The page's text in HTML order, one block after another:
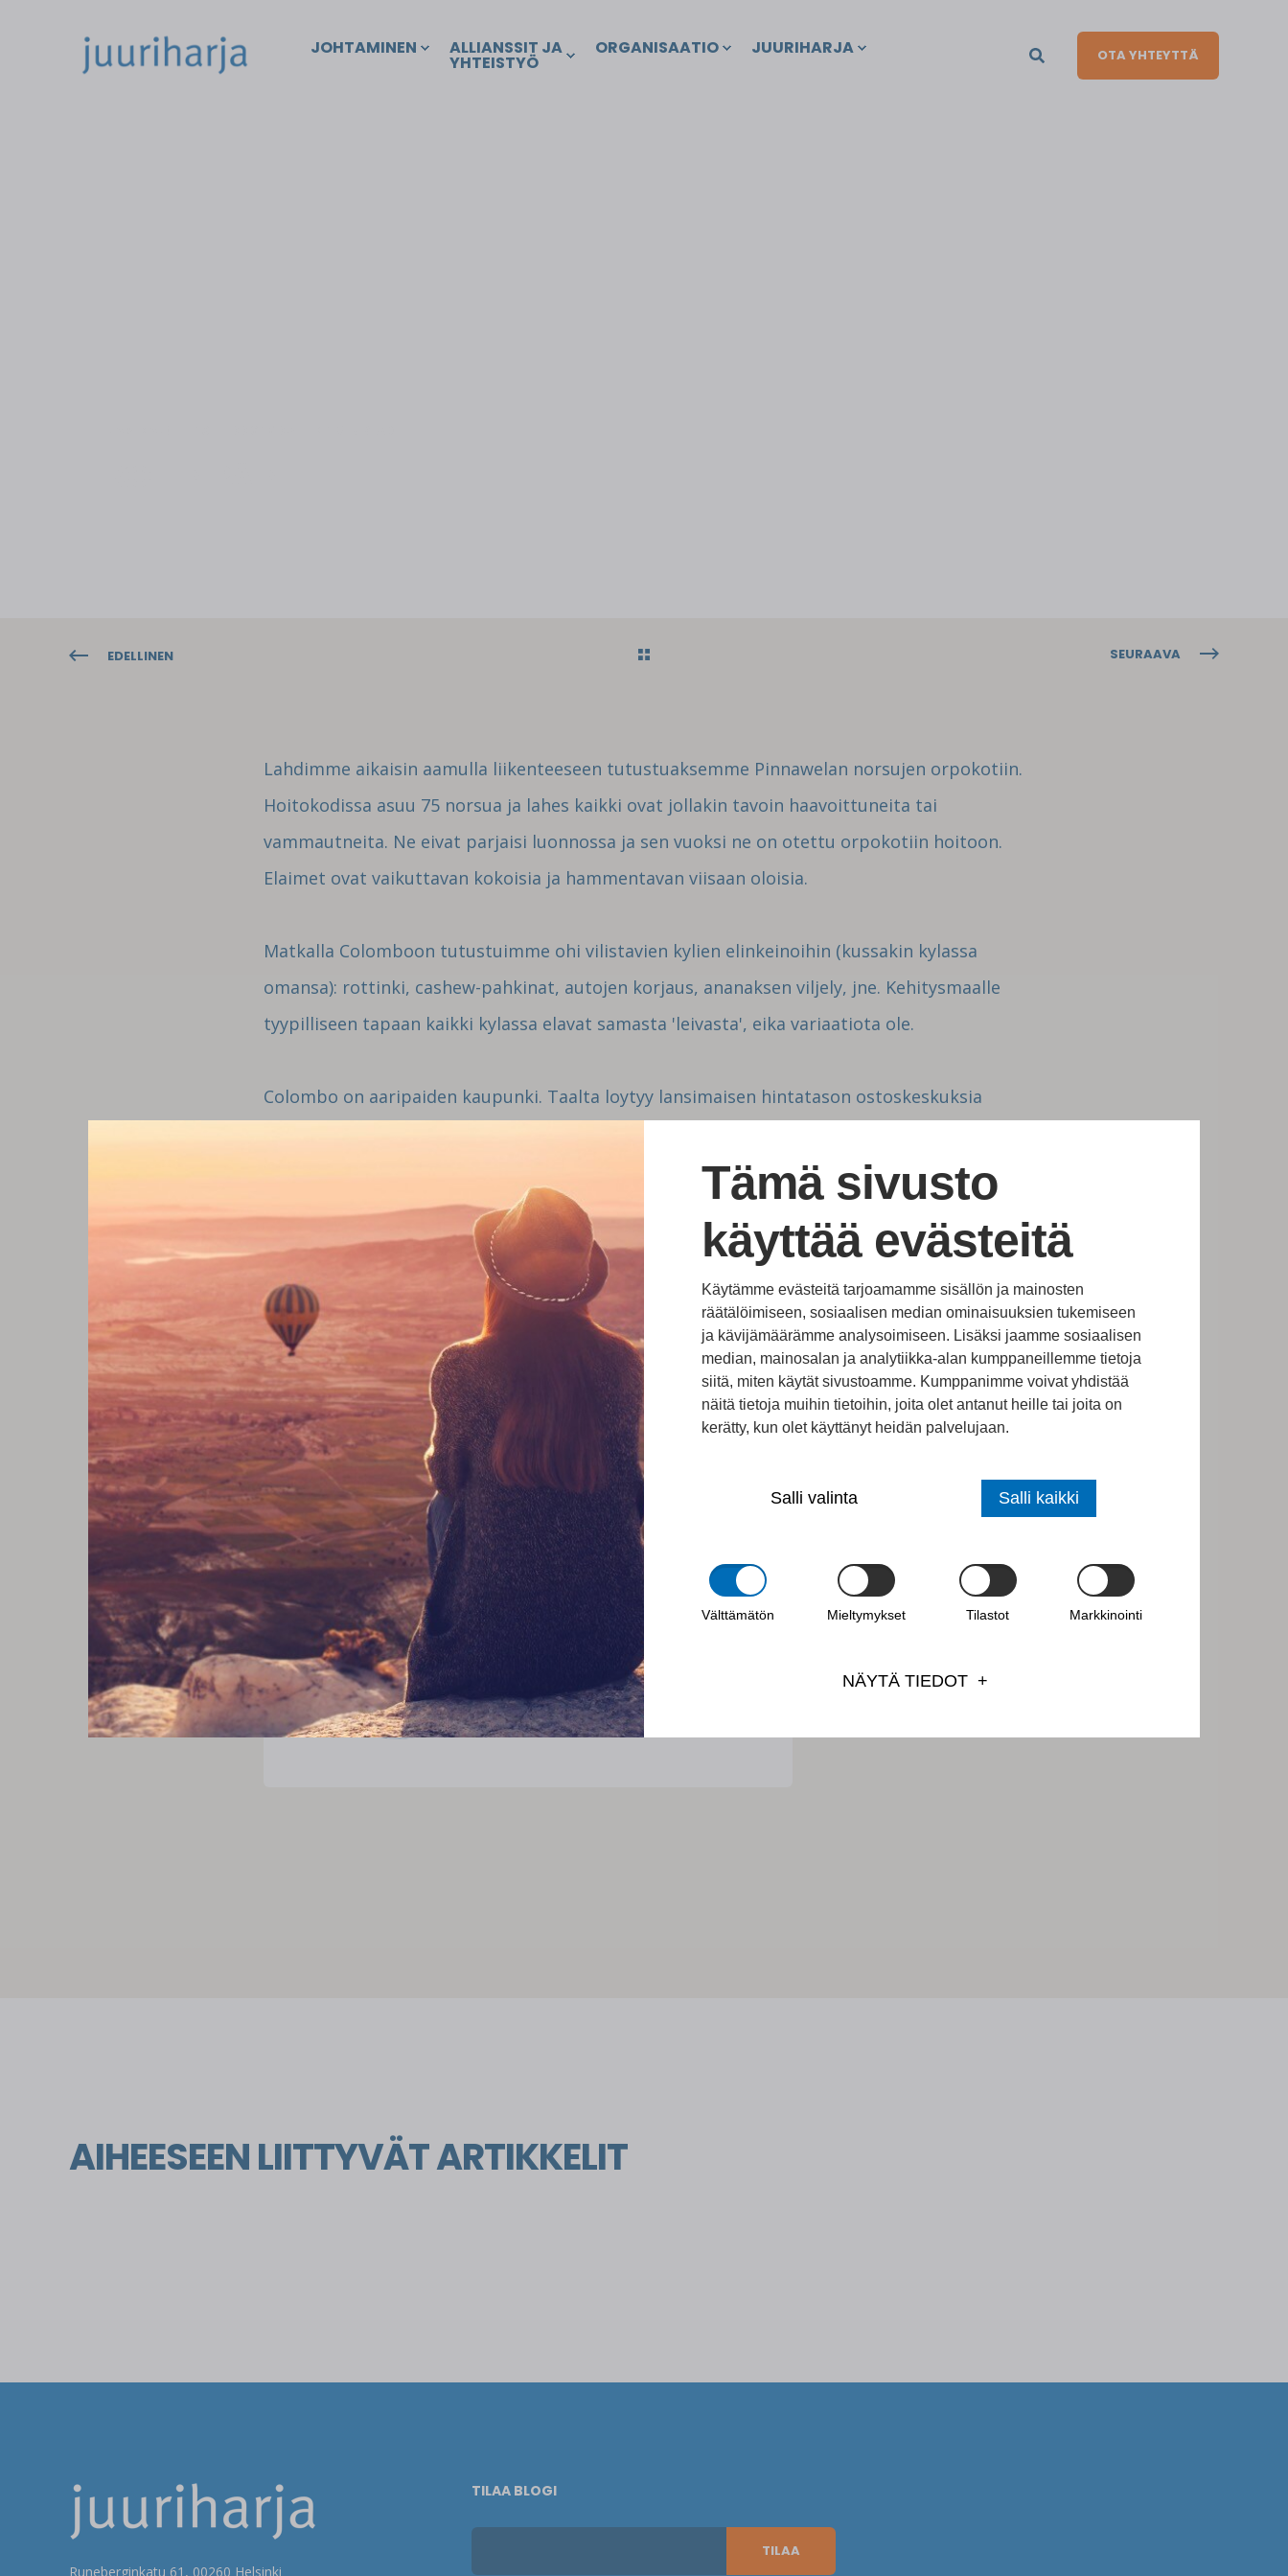
Tämä sivusto
käyttää evästeitä
Käytämme evästeitä tarjoamamme sisällön ja mainosten
räätälöimiseen, sosiaalisen median ominaisuuksien tukemiseen
ja kävijämäärämme analysoimiseen. Lisäksi jaamme sosiaalisen
median, mainosalan ja analytiikka-alan kumppaneillemme tietoja
siitä, miten käytät sivustoamme. Kumppanimme voivat yhdistää
näitä tietoja muihin tietoihin, joita olet antanut heille tai joita on
kerätty, kun olet käyttänyt heidän palvelujaan.
Salli valinta Salli kaikki
Välttämätön Mieltymykset Tilastot Markkinointi
NÄYTÄ TIEDOT
JOHTAMINEN ALLIANSSIT JA
YHTEISTYÖ
ORGANISAATIO JUURIHARJA OTA YHTEYTTÄ
EDELLINEN SEURAAVA
Lahdimme aikaisin aamulla liikenteeseen tutustuaksemme Pinnawelan norsujen orpokotiin.
Hoitokodissa asuu 75 norsua ja lahes kaikki ovat jollakin tavoin haavoittuneita tai
vammautneita. Ne eivat parjaisi luonnossa ja sen vuoksi ne on otettu orpokotiin hoitoon.
Elaimet ovat vaikuttavan kokoisia ja hammentavan viisaan oloisia.
Matkalla Colomboon tutustuimme ohi vilistavien kylien elinkeinoihin (kussakin kylassa
omansa): rottinki, cashew-pahkinat, autojen korjaus, ananaksen viljely, jne. Kehitysmaalle
tyypilliseen tapaan kaikki kylassa elavat samasta 'leivasta', eika variaatiota ole.
Colombo on aaripaiden kaupunki. Taalta loytyy lansimaisen hintatason ostoskeskuksia
nimellisia. Hokkelikylien jaatya taakse on kohta edessa rikkaiden asuinalue Cinnamon
Gardens. Kaiken kokemamme jalkeen jaamme hetkittain sanattomiksi.
Huomenna lahdemme kotimatkalle ja siirrymme pikkuhiljaa harjoittelusta takaisin arkeen.
Olemme kaikki tulleet kosketetuiksi ja moni asia on liikahtanut, prosessit jatkavat
sisallamme kypsymistaan. Tama on hieno maa ja juuriharjalaiset ovat upea ryhma!
Seuraavan kerran kuulumisia Suomesta.
JARI SALO
AIHEESEEN LIITTYVÄT ARTIKKELIT
Runeberginkatu 61, 00260 Helsinki
TILAA BLOGI